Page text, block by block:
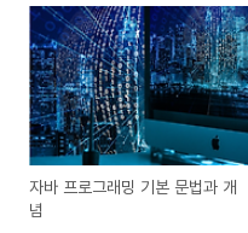
자바 프로그래밍 기본 문법과 개
념